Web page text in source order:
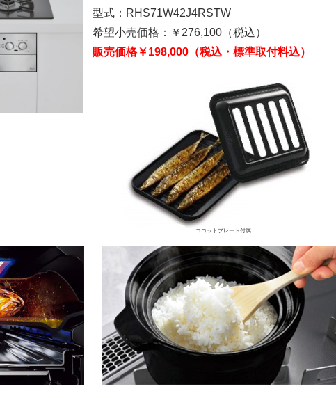
型式：RHS71W42J4RSTW
希望小売価格：￥276,100（税込）
販売価格￥198,000（税込・標準取付料込）
ココットプレート付属